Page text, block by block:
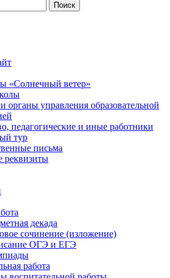
«Солнечный ветер»
органы управления образовательной
педагогические и иные работники
тур
письма
реквизиты
декада
сочинение (изложение)
ОГЭ и ЕГЭ
работа